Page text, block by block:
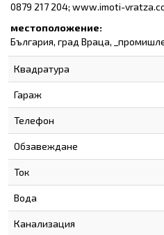
0879 217 204; www.imoti-
местоположение:
България, град Враца,
Квадратура
Гараж
Телефон
Обзавеждане
Ток
Вода
Канализация